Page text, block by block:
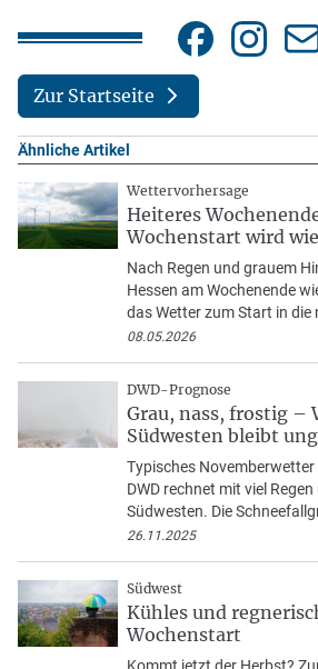
Zur Startseite
Ähnliche Artikel
Wettervorhersage
Heiteres
Wochenstart wird
Nach Regen und grauem
Hessen am Wochenende
das Wetter zum Start in die
08.05.2026
DWD-Prognose
Grau, nass, frostig –
Südwesten bleibt
Typisches
DWD rechnet mit viel
Südwesten. Die
26.11.2025
Südwest
Kühles und
Wochenstart
Kommt jetzt der Herbst?